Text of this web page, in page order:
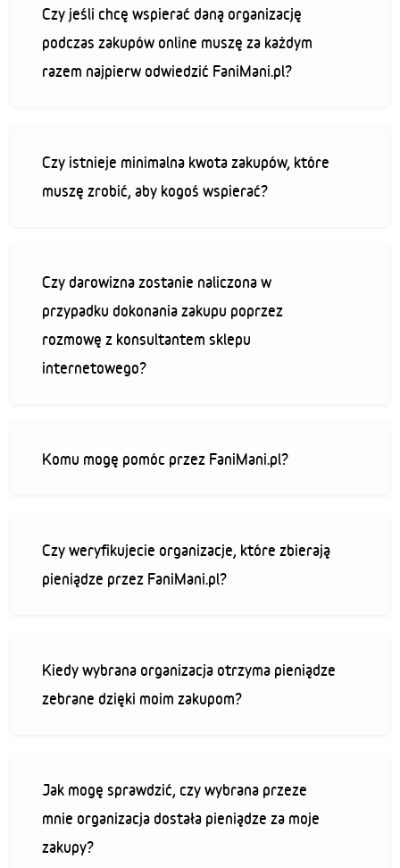
Czy jeśli chcę wspierać daną organizację
podczas zakupów online muszę za każdym
razem najpierw odwiedzić FaniMani.pl?
Czy istnieje minimalna kwota zakupów, które
muszę zrobić, aby kogoś wspierać?
Czy darowizna zostanie naliczona w
przypadku dokonania zakupu poprzez
rozmowę z konsultantem sklepu
internetowego?
Komu mogę pomóc przez FaniMani.pl?
Czy weryfikujecie organizacje, które zbierają
pieniądze przez FaniMani.pl?
Kiedy wybrana organizacja otrzyma pieniądze
zebrane dzięki moim zakupom?
Jak mogę sprawdzić, czy wybrana przeze
mnie organizacja dostała pieniądze za moje
zakupy?